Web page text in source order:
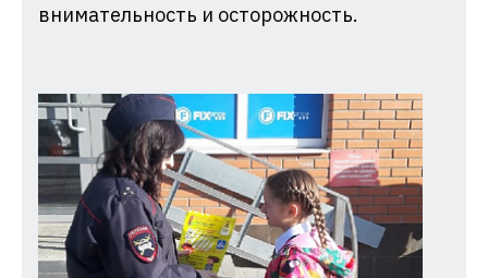
внимательность и осторожность.